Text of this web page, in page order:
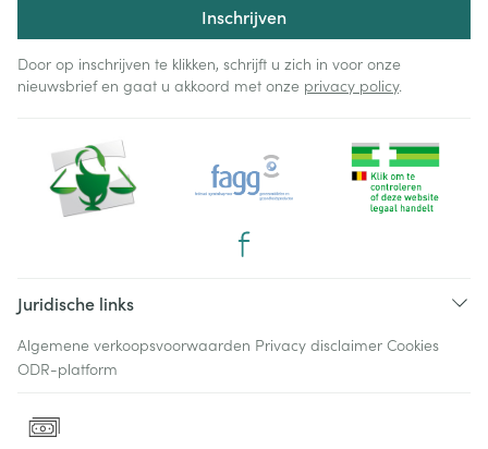
Inschrijven
Door op inschrijven te klikken, schrijft u zich in voor onze
nieuwsbrief en gaat u akkoord met onze privacy policy.
Juridische links
Algemene verkoopsvoorwaarden Privacy disclaimer Cookies
ODR-platform